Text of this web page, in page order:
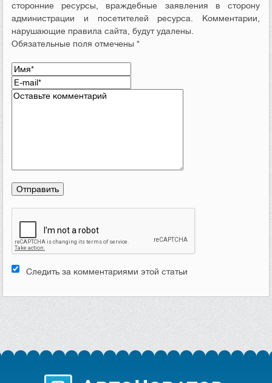
сторонние ресурсы, враждебные заявления в сторону
администрации и посетителей ресурса. Комментарии,
нарушающие правила сайта, будут удалены.
Обязательные поля отмечены *
Следить за комментариями этой статьи